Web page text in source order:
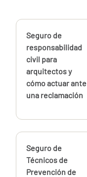
Calcúlalo ahora
Seguro de
responsabilidad
civil para
arquitectos y
cómo actuar ante
una reclamación
Calcúlalo ahora
Seguro de
Técnicos de
Prevención de